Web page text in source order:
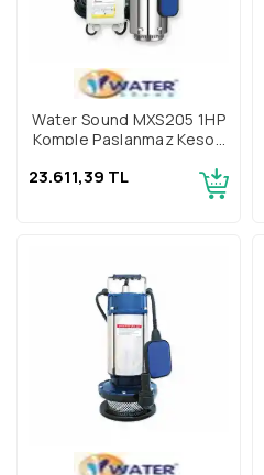
Water Sound MXS205 1HP
Komple Paslanmaz Keson
23.611,39 TL